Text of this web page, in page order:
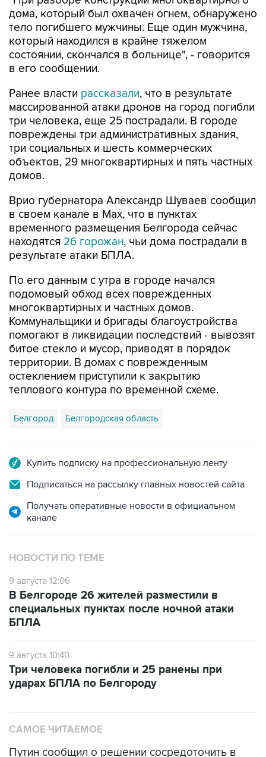
дома, который был охвачен огнем, обнаружено
тело погибшего мужчины. Еще один мужчина,
который находился в крайне тяжелом
состоянии, скончался в больнице", - говорится
в его сообщении.
Ранее власти рассказали, что в результате
массированной атаки дронов на город погибли
три человека, еще 25 пострадали. В городе
повреждены три административных здания,
три социальных и шесть коммерческих
объектов, 29 многоквартирных и пять частных
домов.
Врио губернатора Александр Шуваев сообщил
в своем канале в Мах, что в пунктах
временного размещения Белгорода сейчас
находятся 26 горожан, чьи дома пострадали в
результате атаки БПЛА.
По его данным с утра в городе начался
подомовый обход всех поврежденных
многоквартирных и частных домов.
Коммунальщики и бригады благоустройства
помогают в ликвидации последствий - вывозят
битое стекло и мусор, приводят в порядок
территории. В домах с поврежденным
остеклением приступили к закрытию
теплового контура по временной схеме.
Белгород Белгородская область
Купить подписку на профессиональную ленту
Подписаться на рассылку главных новостей сайта
Получать оперативные новости в официальном
канале
НОВОСТИ ПО ТЕМЕ
9 августа 12:06
В Белгороде 26 жителей разместили в
специальных пунктах после ночной атаки
БПЛА
9 августа 10:40
Три человека погибли и 25 ранены при
ударах БПЛА по Белгороду
САМОЕ ЧИТАЕМОЕ
Путин сообщил о решении сосредоточить в